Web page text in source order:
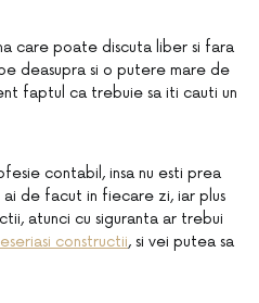
care poate discuta liber si fara
deasupra si o putere mare de
faptul ca trebuie sa iti cauti un
contabil, insa nu esti prea
de facut in fiecare zi, iar plus
atunci cu siguranta ar trebui
constructii, si vei putea sa